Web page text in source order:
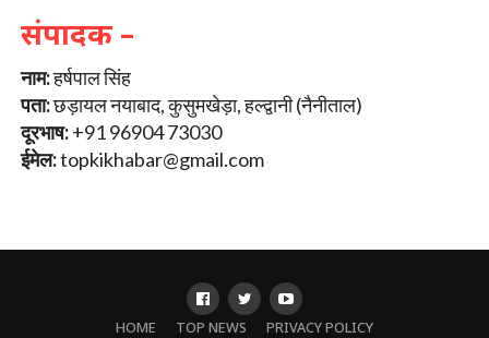
संपादक –
नाम:हर्षपाल सिंह
पता:छड़ायल नयाबाद, कुसुमखेड़ा, हल्द्वानी (नैनीताल)
दूरभाष:+91 96904 73030
ईमेल:topkikhabar@gmail.com
HOME TOP NEWS PRIVACY POLICY